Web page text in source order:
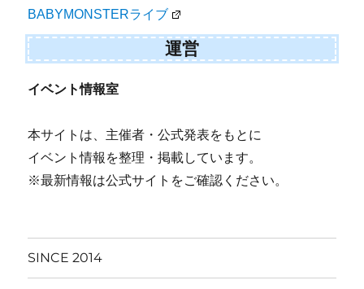
BABYMONSTERライブ
運営
イベント情報室
本サイトは、主催者・公式発表をもとに
イベント情報を整理・掲載しています。
※最新情報は公式サイトをご確認ください。
SINCE 2014